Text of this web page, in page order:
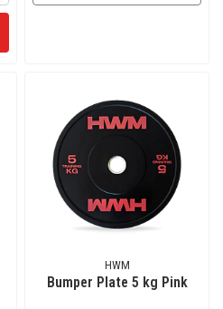
HWM
Bumper Plate 5 kg Pink